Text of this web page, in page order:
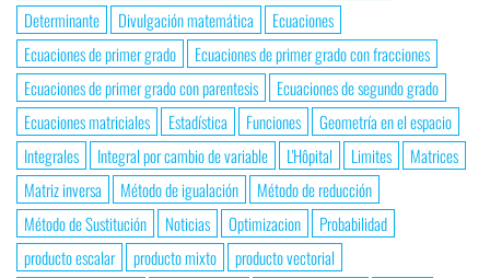
Determinante
Divulgación matemática
Ecuaciones
Ecuaciones de primer grado
Ecuaciones de primer grado con fracciones
Ecuaciones de primer grado con parentesis
Ecuaciones de segundo grado
Ecuaciones matriciales
Estadística Funciones
Geometría en el espacio
Integrales
Integral por cambio de variable L'Hôpital Limites
Matrices
Matriz inversa
Método de igualación
Método de reducción
Método de Sustitución
Noticias Optimizacion
Probabilidad
producto escalar
producto mixto
producto vectorial